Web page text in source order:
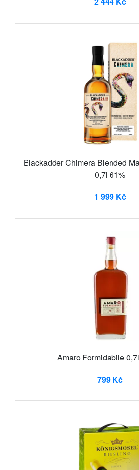
Blackadder Chimera Blended
0,7l 61%
1 999 Kč
Amaro Formidabile
799 Kč